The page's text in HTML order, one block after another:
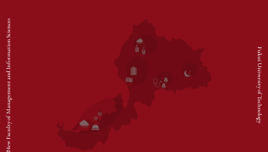
New Faculty of Management and Information Sciences Fukui University of Technology